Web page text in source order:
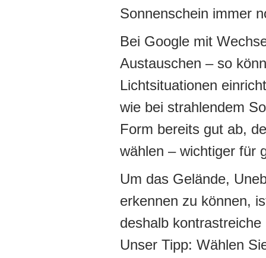
Sonnenschein immer
Bei Google mit
Austauschen – so
Lichtsituationen
wie bei strahlendem
Form bereits gut ab,
wählen – wichtiger für
Um das Gelände,
erkennen zu können,
deshalb
Unser Tipp: Wählen